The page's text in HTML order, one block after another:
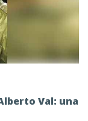
Val: una